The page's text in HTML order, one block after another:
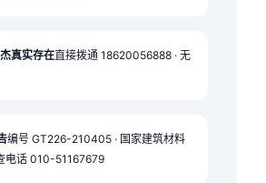
真实存在直接拨通 18620056888 · 无
编号 GT226-210405 · 国家建筑材料
电话 010-51167679